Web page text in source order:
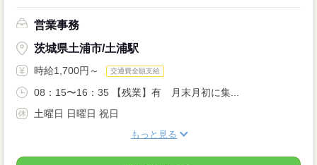
営業事務
茨城県土浦市/土浦駅
時給1,700円～ 交通費全額支給
08：15〜16：35 【残業】有 月末月初に集...
土曜日 日曜日 祝日
もっと見る